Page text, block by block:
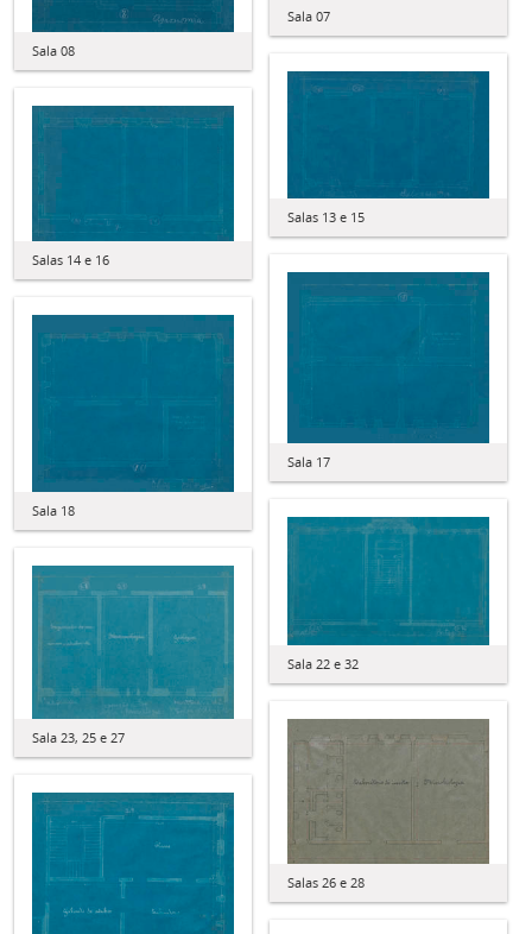
Sala 07
Sala 08
Salas 13 e 15
Salas 14 e 16
Sala 17
Sala 18
Sala 22 e 32
Sala 23, 25 e 27
Salas 26 e 28